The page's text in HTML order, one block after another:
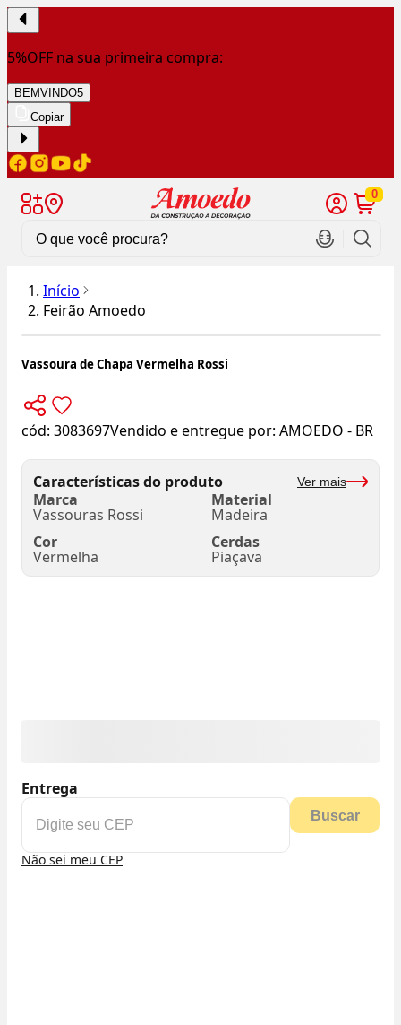
5%OFF na sua primeira compra:
BEMVINDO5
Copiar
0
Início
Feirão Amoedo
Vassoura de Chapa Vermelha Rossi
cód: 3083697Vendido e entregue por: AMOEDO - BR
Características do produto Ver mais
Marca
Vassouras Rossi
Material
Madeira
Cor
Vermelha
Cerdas
Piaçava
Entrega
Buscar
Não sei meu CEP